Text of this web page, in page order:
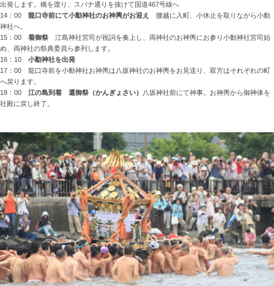
出発します。橋を渡り、スバナ通りを抜けて国道467号線へ
14：00 龍口寺前にて小動神社のお神輿がお迎え 腰越に入町、小休止を取りながら小動
神社へ。
15：00 着御祭 江島神社宮司が祝詞を奏上し、両神社のお神輿にお参り小動神社宮司始
め、両神社の祭典委員ら参列します。
16：10 小動神社を出発
17：00 龍口寺前を小動神社お神輿は八坂神社のお神輿をお見送り、双方はそれぞれの町
へ戻ります。
18：00 江の島到着 還御祭（かんぎょさい）
八坂神社前にて神事。お神輿から御神体を
社殿に戻し終了。